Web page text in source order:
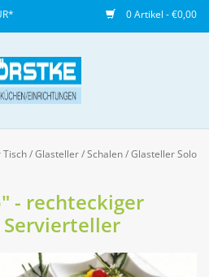
0 Artikel - €0,00
Tisch/Glasteller / Schalen/Glasteller Solo
- rechteckiger